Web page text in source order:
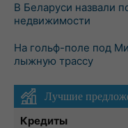
В Беларуси назвали
недвижимости
На гольф-поле под
лыжную трассу
Лучшие
Кредиты